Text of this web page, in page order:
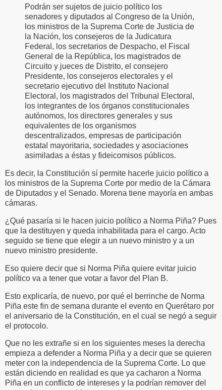
Podrán ser sujetos de juicio político los
senadores y diputados al Congreso de la Unión,
los ministros de la Suprema Corte de Justicia de
la Nación, los consejeros de la Judicatura
Federal, los secretarios de Despacho, el Fiscal
General de la República, los magistrados de
Circuito y jueces de Distrito, el consejero
Presidente, los consejeros electorales y el
secretario ejecutivo del Instituto Nacional
Electoral, los magistrados del Tribunal Electoral,
los integrantes de los órganos constitucionales
autónomos, los directores generales y sus
equivalentes de los organismos
descentralizados, empresas de participación
estatal mayoritaria, sociedades y asociaciones
asimiladas a éstas y fideicomisos públicos.
Es decir, la Constitución sí permite hacerle juicio político a
los ministros de la Suprema Corte por medio de la Cámara
de Diputados y el Senado. Morena tiene mayoría en ambas
cámaras.
¿Qué pasaría si le hacen juicio político a Norma Piña? Pues
que la destituyen y queda inhabilitada para el cargo. Acto
seguido se tiene que elegir a un nuevo ministro y a un
nuevo ministro presidente.
Eso quiere decir que si Norma Piña quiere evitar juicio
político va a tener que votar a favor del Plan B.
Esto explicaría, de nuevo, por qué el berrinche de Norma
Piña este fin de semana durante el evento en Querétaro por
el aniversario de la Constitución, en el cual se negó a seguir
el protocolo.
Que no les extrañe si en los siguientes meses la derecha
empieza a defender a Norma Piña y a decir que se quieren
meter con la independencia de la Suprema Corte. Lo que
están diciendo en realidad es que ya cacharon a Norma
Piña en un conflicto de intereses y la podrían remover del